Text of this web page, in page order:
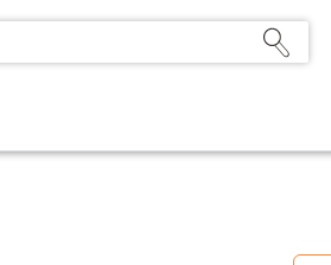
Subtotal